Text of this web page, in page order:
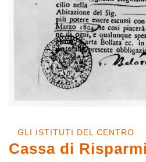
GLI ISTITUTI DEL CENTRO
Cassa di